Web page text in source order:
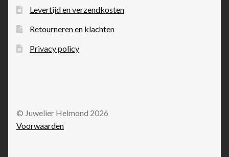
Levertijd en verzendkosten
Retourneren en klachten
Privacy policy
© Juwelier Helmond 2026
Voorwaarden